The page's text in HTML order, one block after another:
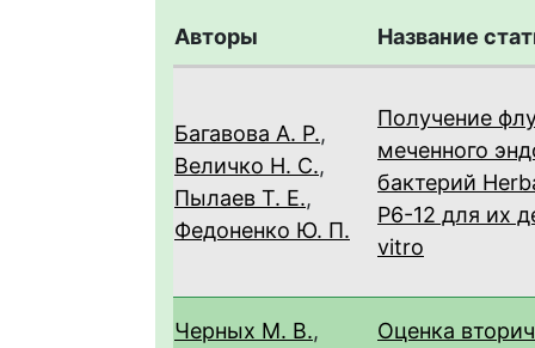
Авторы Название
Багавова А. Р.,
Величко Н. С.,
Пылаев Т. Е.,
Федоненко Ю. П.
Получение
меченного
бактерий
P6-12 для их
vitro
Черных М. В.,
Оценка